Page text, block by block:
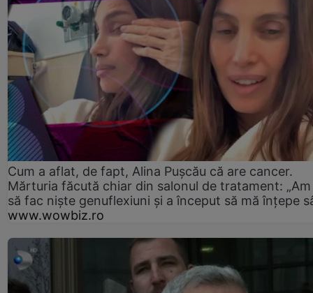
Cum a aflat, de fapt, Alina Pușcău că are cancer.
Mărturia făcută chiar din salonul de tratament:
să fac niște genuflexiuni și a început să mă înțepe
www.wowbiz.ro